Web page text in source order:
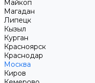
Майкоп
Магадан
Липецк
Кызыл
Курган
Красноярск
Краснодар
Москва
Киров